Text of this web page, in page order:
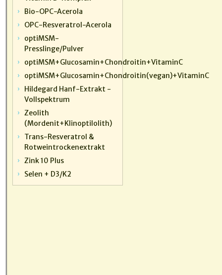
Bio-OPC-Acerola
OPC-Resveratrol-Acerola
optiMSM-
Presslinge/Pulver
optiMSM+Glucosamin+Chondroitin+VitaminC
optiMSM+Glucosamin+Chondroitin(vegan)+VitaminC
Hildegard Hanf-Extrakt -
Vollspektrum
Zeolith
(Mordenit+Klinoptilolith)
Trans-Resveratrol &
Rotweintrockenextrakt
Zink 10 Plus
Selen + D3/K2